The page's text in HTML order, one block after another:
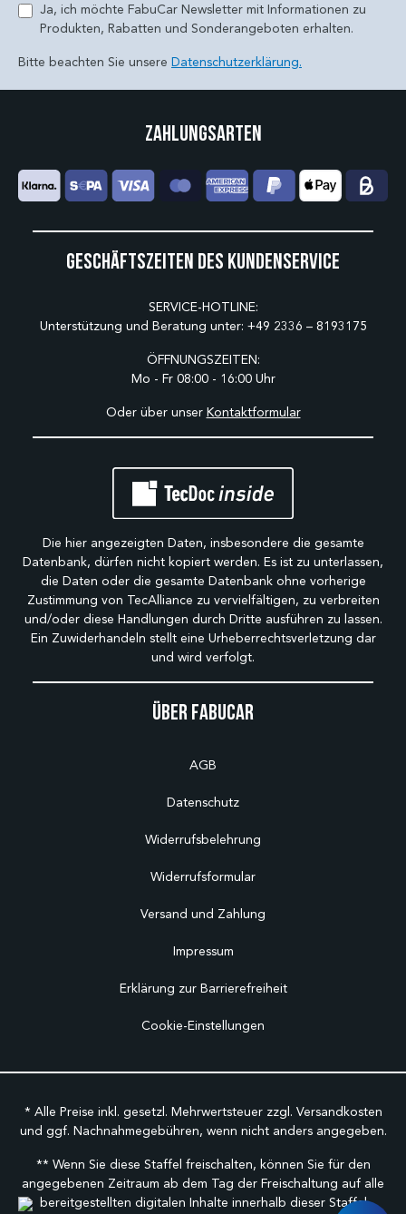
Ja, ich möchte FabuCar Newsletter mit Informationen zu
Produkten, Rabatten und Sonderangeboten erhalten.
Bitte beachten Sie unsere Datenschutzerklärung.
Über Fabucar
AGB
Datenschutz
Widerrufsbelehrung
Widerrufsformular
Versand und Zahlung
Impressum
Erklärung zur Barrierefreiheit
Cookie-Einstellungen
Geschäftszeiten des Kundenservice
SERVICE-HOTLINE:
Unterstützung und Beratung unter: +49 2336 – 8193175
ÖFFNUNGSZEITEN:
Mo - Fr 08:00 - 16:00 Uhr
Oder über unser Kontaktformular
Zahlungsarten
Die hier angezeigten Daten, insbesondere die gesamte
Datenbank, dürfen nicht kopiert werden. Es ist zu unterlassen,
die Daten oder die gesamte Datenbank ohne vorherige
Zustimmung von TecAlliance zu vervielfältigen, zu verbreiten
und/oder diese Handlungen durch Dritte ausführen zu lassen.
Ein Zuwiderhandeln stellt eine Urheberrechtsverletzung dar
und wird verfolgt.
* Alle Preise inkl. gesetzl. Mehrwertsteuer zzgl. Versandkosten
und ggf. Nachnahmegebühren, wenn nicht anders angegeben.
** Wenn Sie diese Staffel freischalten, können Sie für den
angegebenen Zeitraum ab dem Tag der Freischaltung auf alle
bereitgestellten digitalen Inhalte innerhalb dieser Staffel